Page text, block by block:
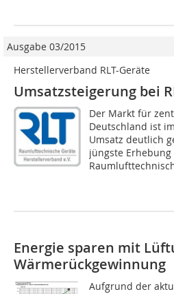
Ausgabe 03/2015
Herstellerverband RLT-Geräte
Umsatzsteigerung bei
Der Markt für
Deutschland ist
Umsatz deutlich
jüngste
Energie sparen mit
Wärmerückgewinnung
Aufgrund der